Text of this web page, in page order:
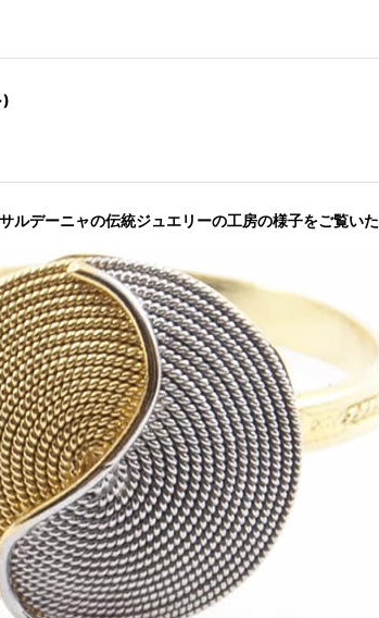
ルデーニャの伝統ジュエリーの工房の様子をご覧い